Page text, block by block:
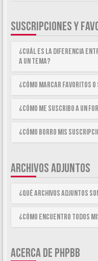
SUSCRIPCIONES Y
¿Cuál es la diferencia
a un tema?
¿Cómo marcar Favoritos
¿Cómo me suscribo a un
¿Cómo borro mis
ARCHIVOS ADJUNTOS
¿Qué archivos adjuntos
¿Cómo encuentro todos
ACERCA DE PHPBB